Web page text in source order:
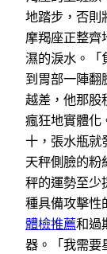
地踏步，否則
摩羯座正整齊
濕的淚水。「
到胃部一陣翻
越差，他那股
瘋狂地實體化
十，張水瓶就
天秤側臉的粉
秤的運勢至少
種具備攻擊性
體檢推薦和過
器。「我需要